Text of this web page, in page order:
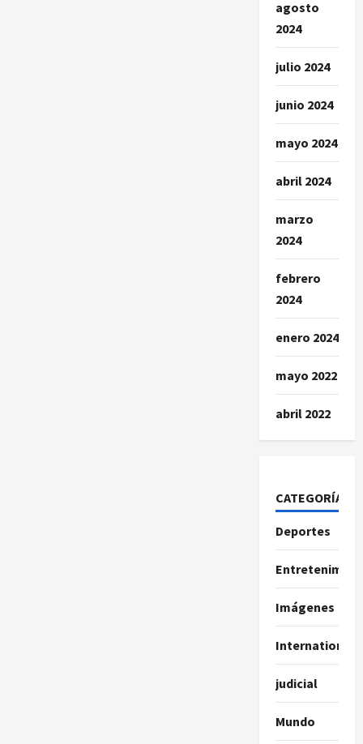
agosto
2024
julio 2024
junio 2024
mayo 2024
abril 2024
marzo
2024
febrero
2024
enero 2024
mayo 2022
abril 2022
CATEGORÍAS
Deportes
Imágenes
International
judicial
Mundo